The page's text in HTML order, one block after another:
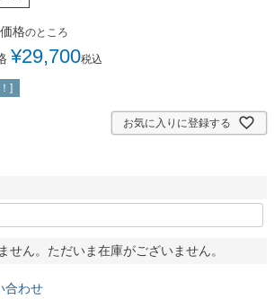
格のところ
¥29,700税込
]
お気に入りに登録する
せん。ただいま在庫がございません。
合わせ